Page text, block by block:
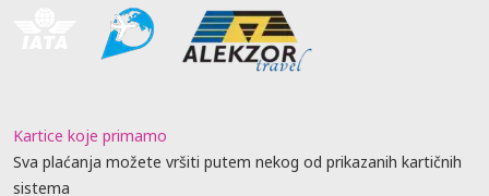
Kartice koje primamo
Sva plaćanja možete vršiti putem nekog od prikazanih kartičnih
sistema